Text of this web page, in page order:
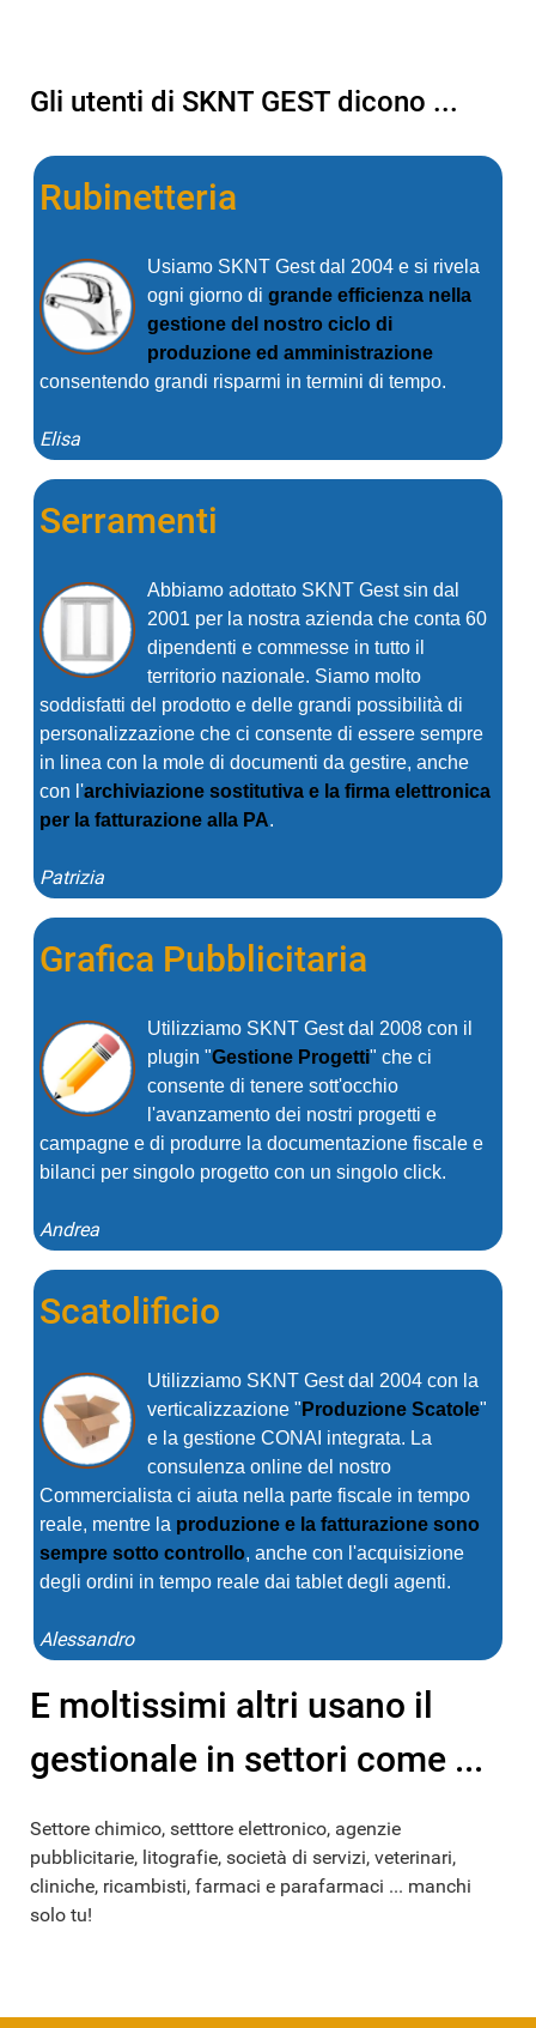
Gli utenti di SKNT GEST dicono ...
Rubinetteria
Usiamo SKNT Gest dal 2004 e si rivela
ogni giorno di grande efficienza nella
gestione del nostro ciclo di
produzione ed amministrazione
consentendo grandi risparmi in termini di tempo.
Elisa
Serramenti
Abbiamo adottato SKNT Gest sin dal
2001 per la nostra azienda che conta 60
dipendenti e commesse in tutto il
territorio nazionale. Siamo molto
soddisfatti del prodotto e delle grandi possibilità di
personalizzazione che ci consente di essere sempre
in linea con la mole di documenti da gestire, anche
con l'archiviazione sostitutiva e la firma elettronica
per la fatturazione alla PA.
Patrizia
Grafica Pubblicitaria
Utilizziamo SKNT Gest dal 2008 con il
plugin "Gestione Progetti" che ci
consente di tenere sott'occhio
l'avanzamento dei nostri progetti e
campagne e di produrre la documentazione fiscale e
bilanci per singolo progetto con un singolo click.
Andrea
Scatolificio
Utilizziamo SKNT Gest dal 2004 con la
verticalizzazione " Produzione Scatole"
e la gestione CONAI integrata. La
consulenza online del nostro
Commercialista ci aiuta nella parte fiscale in tempo
reale, mentre la produzione e la fatturazione sono
sempre sotto controllo, anche con l'acquisizione
degli ordini in tempo reale dai tablet degli agenti.
Alessandro
E moltissimi altri usano il
gestionale in settori come ...
Settore chimico, setttore elettronico, agenzie
pubblicitarie, litografie, società di servizi, veterinari,
cliniche, ricambisti, farmaci e parafarmaci ... manchi
solo tu!